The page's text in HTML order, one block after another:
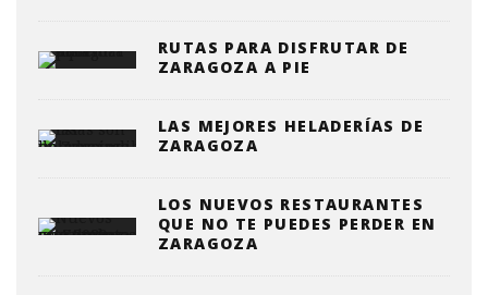
RUTAS PARA DISFRUTAR DE
ZARAGOZA A PIE
LAS MEJORES HELADERÍAS DE
ZARAGOZA
LOS NUEVOS RESTAURANTES
QUE NO TE PUEDES PERDER EN
ZARAGOZA